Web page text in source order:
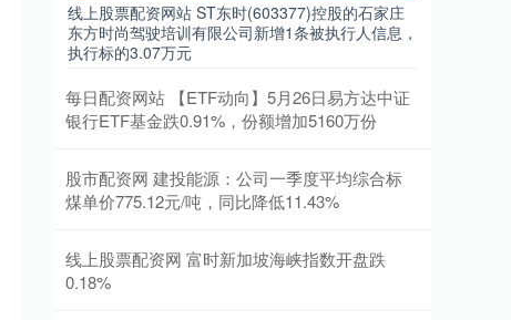
线上股票配资网站 ST东时(603377)控股的石家庄
东方时尚驾驶培训有限公司新增1条被执行人信息，
执行标的3.07万元
每日配资网站 【ETF动向】5月26日易方达中证
银行ETF基金跌0.91%，份额增加5160万份
股市配资网 建投能源：公司一季度平均综合标
煤单价775.12元/吨，同比降低11.43%
线上股票配资网 富时新加坡海峡指数开盘跌
0.18%